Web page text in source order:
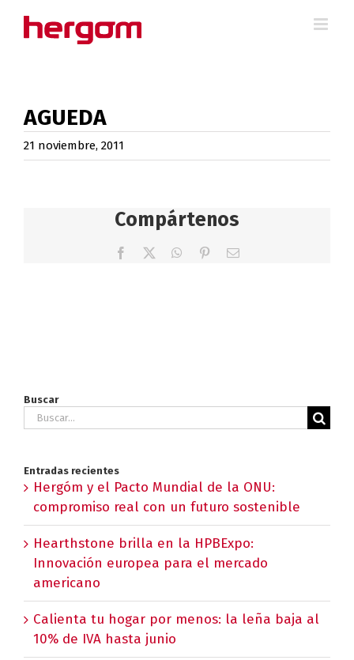
AGUEDA
21 noviembre, 2011
Compártenos
Facebook WhatsApp
PinterestCorreo
Buscar
Buscar:
Entradas recientes
Hergóm y el Pacto Mundial de la ONU:
compromiso real con un futuro sostenible
Hearthstone brilla en la HPBExpo:
Innovación europea para el mercado
americano
Calienta tu hogar por menos: la leña baja al
10% de IVA hasta junio